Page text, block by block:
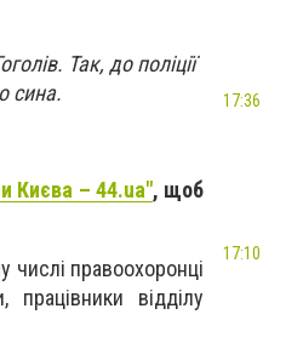
Так, до поліції
сина.
Києва – 44.ua", щоб
числі правоохоронці
відділу
17:36
17:10